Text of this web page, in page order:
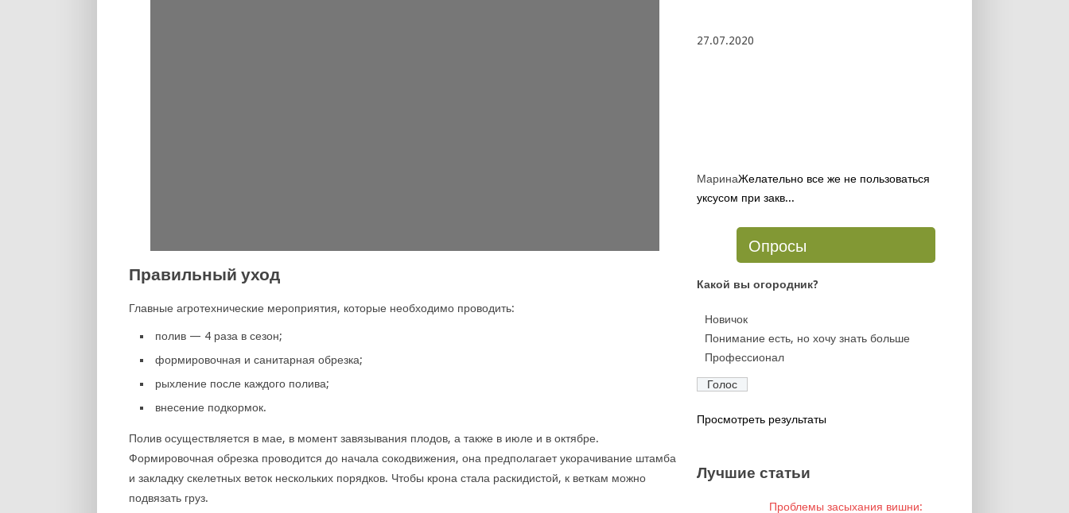
Правильный уход
Главные агротехнические мероприятия, которые необходимо проводить:
полив — 4 раза в сезон;
формировочная и санитарная обрезка;
рыхление после каждого полива;
внесение подкормок.
Полив осуществляется в мае, в момент завязывания плодов, а также в июле и в октябре.
Формировочная обрезка проводится до начала сокодвижения, она предполагает укорачивание штамба
и закладку скелетных веток нескольких порядков. Чтобы крона стала раскидистой, к веткам можно
подвязать груз.
27.07.2020
МаринаЖелательно все же не пользоваться
уксусом при закв...
Опросы
Какой вы огородник?
Новичок
Понимание есть, но хочу знать больше
Профессионал
Просмотреть результаты
Лучшие статьи
Проблемы засыхания вишни: